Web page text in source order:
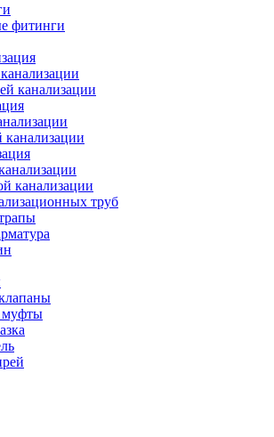
фитинги
канализации
канализации
труб
муфты